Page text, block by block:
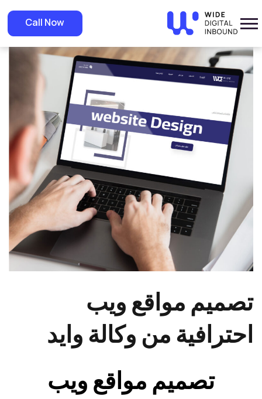
Call Now Home Blog
» تصميم مواقع ويب احترافية من وكالة وايد
تصميم مواقع ويب
احترافية من وكالة وايد
تصميم مواقع ويب